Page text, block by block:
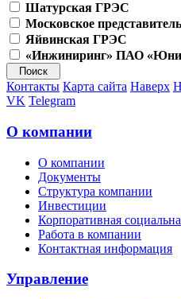
Шатурская ГРЭС
Московское
Яйвинская ГРЭС
«Инжиниринг» ПАО
Контакты Карта сайта Наверх
VK Telegram
О компании
О компании
Документы
Структура компании
Инвестиции
Корпоративная
Работа в компании
Контактная информация
Управление